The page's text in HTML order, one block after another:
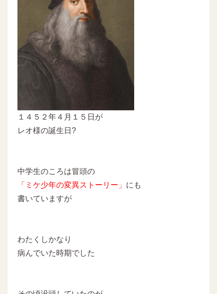
１４５２年４月１５日が
レオ様の誕生日?
中学生のころは冒頭の
「ミケ少年の変異ストーリー」 にも
書いていますが
わたくしかなり
病んでいた時期でした